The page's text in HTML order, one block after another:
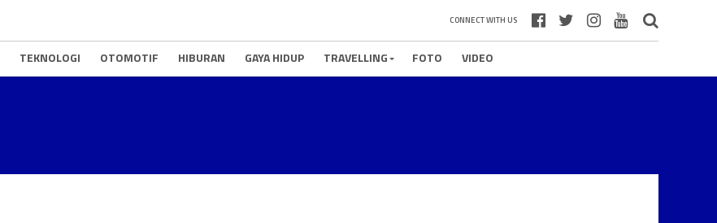
CONNECT WITH US
TEKNOLOGI OTOMOTIF HIBURAN GAYA HIDUP TRAVELLING FOTO VIDEO